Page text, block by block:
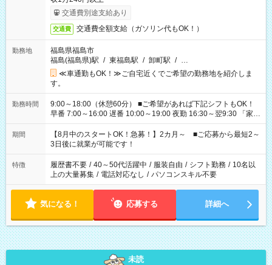
交通費別途支給あり
交通費 交通費全額支給（ガソリン代もOK！）
勤務地
福島県福島市
福島(福島県)駅 / 東福島駅 / 卸町駅 / …
≪車通勤もOK！≫ご自宅近くでご希望の勤務地を紹介しま
す。
勤務時間
9:00～18:00（休憩60分） ■ご希望があれば下記シフトもOK！
早番 7:00～16:00 遅番 10:00～19:00 夜勤 16:30～翌9:30 「家族
と休みを合わせたい」 「余裕を持って夕飯の準備がしたい」
「できれば残業はしたくない」 など、ご希望を教えてください
ね。 ※Wワーク希望の方へ 今ご覧のお仕事で希望する勤務時間
と、もう1つのお仕事の勤務時間。 合計で週40時間を超える場
合は応募できません。
期間
【8月中のスタートOK！急募！】2カ月～ ■ご応募から最短2～
3日後に就業が可能です！
特徴 履歴書不要 / 40～50代活躍中 / 服装自由 / シフト勤務 / 10名以
上の大量募集 / 電話対応なし / パソコンスキル不要
気になる！ 応募する 詳細へ
未読